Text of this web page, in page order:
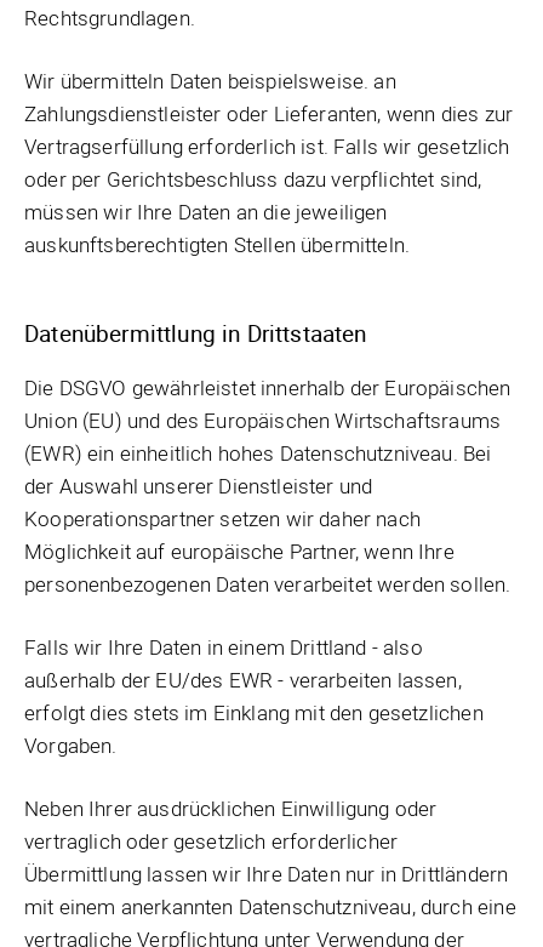
Rechtsgrundlagen.
Wir übermitteln Daten beispielsweise. an
Zahlungsdienstleister oder Lieferanten, wenn dies zur
Vertragserfüllung erforderlich ist. Falls wir gesetzlich
oder per Gerichtsbeschluss dazu verpflichtet sind,
müssen wir Ihre Daten an die jeweiligen
auskunftsberechtigten Stellen übermitteln.
Datenübermittlung in Drittstaaten
Die DSGVO gewährleistet innerhalb der Europäischen
Union (EU) und des Europäischen Wirtschaftsraums
(EWR) ein einheitlich hohes Datenschutzniveau. Bei
der Auswahl unserer Dienstleister und
Kooperationspartner setzen wir daher nach
Möglichkeit auf europäische Partner, wenn Ihre
personenbezogenen Daten verarbeitet werden sollen.
Falls wir Ihre Daten in einem Drittland - also
außerhalb der EU/des EWR - verarbeiten lassen,
erfolgt dies stets im Einklang mit den gesetzlichen
Vorgaben.
Neben Ihrer ausdrücklichen Einwilligung oder
vertraglich oder gesetzlich erforderlicher
Übermittlung lassen wir Ihre Daten nur in Drittländern
mit einem anerkannten Datenschutzniveau, durch eine
vertragliche Verpflichtung unter Verwendung der